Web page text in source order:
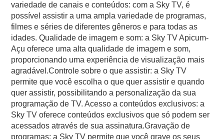
variedade de canais e conteúdos: com a Sky TV, é
possível assistir a uma ampla variedade de programas,
filmes e séries de diferentes gêneros e para todas as
idades. Qualidade de imagem e som: a Sky TV Apicum-
Açu oferece uma alta qualidade de imagem e som,
proporcionando uma experiência de visualização mais
agradável.Controle sobre o que assistir: a Sky TV
permite que você escolha o que quer assistir e quando
quer assistir, possibilitando a personalização da sua
programação de TV. Acesso a conteúdos exclusivos: a
Sky TV oferece conteúdos exclusivos que só podem ser
acessados através de sua assinatura.Gravação de
programas: a Sky TV permite que você grave os seus